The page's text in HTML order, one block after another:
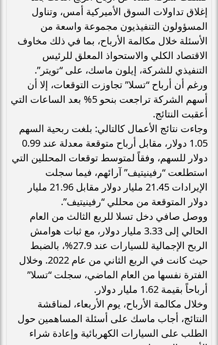
إغلاق تداولات السوق الأميركية أمس، وتناول
المسؤولون التنفيذيون مجموعة واسعة من
الأسئلة خلال مكالمة الأرباح، بما في ذلك مخاوف
الاقتصاد الكلي والاستحواذ المعلق للرئيس
التنفيذي للشركة، إيلون ماسك، على “تويتر”.
ورغم أن أرباح “تسلا” تجاوزت التوقعات، إلا أن
أسهم الشركة تراجعت بنحو 5% بعد الساعات التي
أعقبت النتائج.
وجاءت نتائج الأعمال كالتالي: بلغت ربحية السهم
1.05 دولار، مقابل أرباح متوقعة معدلة عند 0.99
دولار للسهم، وفقاً لمتوسط توقعات المحللين التي
استطلعت “رفينيتيف” آرائهم، فيما سجلت
الإيرادات 21.45 مليار دولار مقابل 21.96 مليار
دولار المتوقعة من محللي “رفينيتيف”.
ووصل صافي دخل تسلا للربع الثالث من العام
الحالي إلى 3.33 مليار دولار، مع ثبات هوامش
الربح الإجمالية للسيارات عند 27.9%، بالضبط
حيث كانت في الربع الثاني من عام 2022. وخلال
الفترة نفسها من العام الماضي، سجلت “تسلا”
أرباحاً بقيمة 1.62 مليار دولار.
وخلال مكالمة الأرباح، يوم الأربعاء، لمناقشة
النتائج، أجاب ماسك على أسئلة المساهمين حول
الطلب على السيارات الكهربائية وإعادة شراء